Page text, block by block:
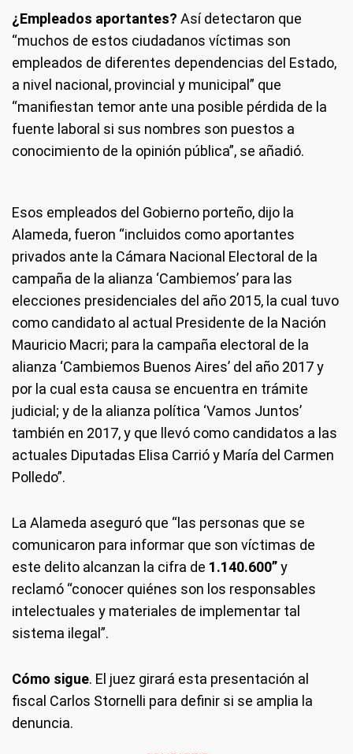
¿Empleados aportantes? Así detectaron que
“muchos de estos ciudadanos víctimas son
empleados de diferentes dependencias del Estado,
a nivel nacional, provincial y municipal” que
“manifiestan temor ante una posible pérdida de la
fuente laboral si sus nombres son puestos a
conocimiento de la opinión pública”, se añadió.
Esos empleados del Gobierno porteño, dijo la
Alameda, fueron “incluidos como aportantes
privados ante la Cámara Nacional Electoral de la
campaña de la alianza ‘Cambiemos’ para las
elecciones presidenciales del año 2015, la cual tuvo
como candidato al actual Presidente de la Nación
Mauricio Macri; para la campaña electoral de la
alianza ‘Cambiemos Buenos Aires’ del año 2017 y
por la cual esta causa se encuentra en trámite
judicial; y de la alianza política ‘Vamos Juntos’
también en 2017, y que llevó como candidatos a las
actuales Diputadas Elisa Carrió y María del Carmen
Polledo”.
La Alameda aseguró que “las personas que se
comunicaron para informar que son víctimas de
este delito alcanzan la cifra de 1.140.600”y
reclamó “conocer quiénes son los responsables
intelectuales y materiales de implementar tal
sistema ilegal”.
Cómo sigue. El juez girará esta presentación al
fiscal Carlos Stornelli para definir si se amplia la
denuncia.